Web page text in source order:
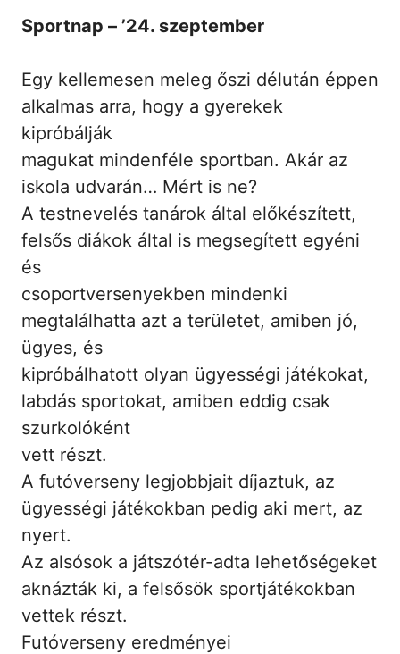
Sportnap – ’24. szeptember
Egy kellemesen meleg őszi délután éppen
alkalmas arra, hogy a gyerekek
kipróbálják
magukat mindenféle sportban. Akár az
iskola udvarán… Mért is ne?
A testnevelés tanárok által előkészített,
felsős diákok által is megsegített egyéni
és
csoportversenyekben mindenki
megtalálhatta azt a területet, amiben jó,
ügyes, és
kipróbálhatott olyan ügyességi játékokat,
labdás sportokat, amiben eddig csak
szurkolóként
vett részt.
A futóverseny legjobbjait díjaztuk, az
ügyességi játékokban pedig aki mert, az
nyert.
Az alsósok a játszótér-adta lehetőségeket
aknázták ki, a felsősök sportjátékokban
vettek részt.
Futóverseny eredményei